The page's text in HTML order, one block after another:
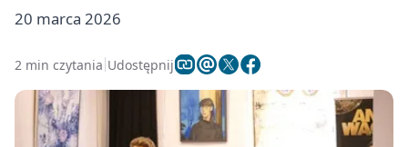
20 marca 2026
2 min czytania Udostępnij